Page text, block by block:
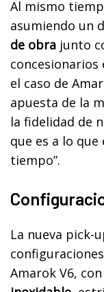
Al mismo
asumiendo un
de obra junto
concesionarios
el caso de
apuesta de la
la fidelidad de
que es a lo
tiempo”.
La nueva pick-
Amarok V6,